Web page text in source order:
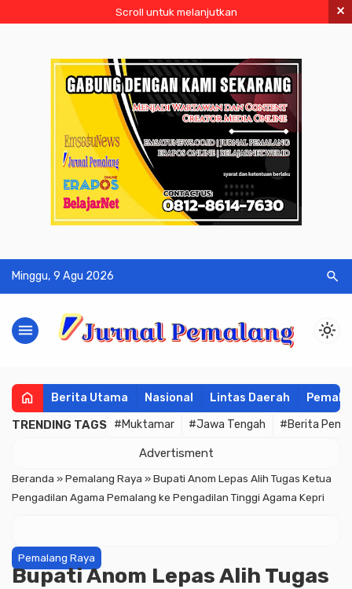
Scroll untuk melanjutkan ×
Minggu, 9 Agu 2026 search
menu light_mode
home Berita Utama Nasional Lintas Daerah
TRENDING TAGS #Muktamar #Jawa Tengah #Berita
Advertisment
Beranda »Pemalang Raya »Bupati Anom Lepas Alih Tugas Ketua
Pengadilan Agama Pemalang ke Pengadilan Tinggi Agama Kepri
Pemalang Raya
Bupati Anom Lepas Alih Tugas